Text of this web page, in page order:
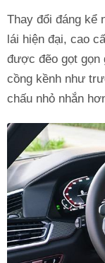
Thay đổi đáng kể
lái hiện đại, cao
được đẽo gọt gọn
cồng kềnh như
chấu nhỏ nhắn